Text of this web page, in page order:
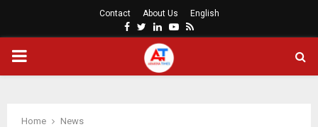
Contact About Us English
Facebook
Twitter
LinkedinYoutube
Rss
PRIMARY
Home
News